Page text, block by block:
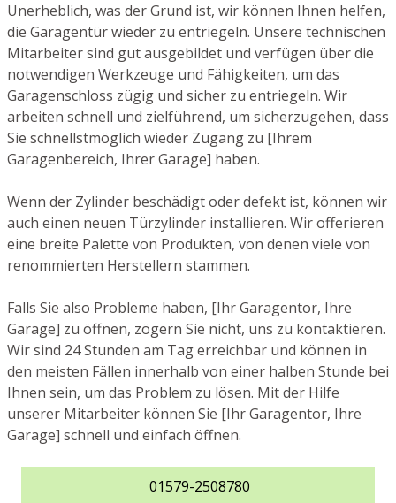
Unerheblich, was der Grund ist, wir können Ihnen helfen,
die Garagentür wieder zu entriegeln. Unsere technischen
Mitarbeiter sind gut ausgebildet und verfügen über die
notwendigen Werkzeuge und Fähigkeiten, um das
Garagenschloss zügig und sicher zu entriegeln. Wir
arbeiten schnell und zielführend, um sicherzugehen, dass
Sie schnellstmöglich wieder Zugang zu [Ihrem
Garagenbereich, Ihrer Garage] haben.
Wenn der Zylinder beschädigt oder defekt ist, können wir
auch einen neuen Türzylinder installieren. Wir offerieren
eine breite Palette von Produkten, von denen viele von
renommierten Herstellern stammen.
Falls Sie also Probleme haben, [Ihr Garagentor, Ihre
Garage] zu öffnen, zögern Sie nicht, uns zu kontaktieren.
Wir sind 24 Stunden am Tag erreichbar und können in
den meisten Fällen innerhalb von einer halben Stunde bei
Ihnen sein, um das Problem zu lösen. Mit der Hilfe
unserer Mitarbeiter können Sie [Ihr Garagentor, Ihre
Garage] schnell und einfach öffnen.
01579-2508780